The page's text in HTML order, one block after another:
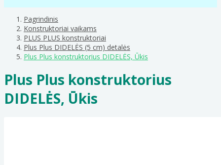
Pagrindinis
Konstruktoriai vaikams
PLUS PLUS konstruktoriai
Plus Plus DIDELĖS (5 cm) detalės
Plus Plus konstruktorius DIDELĖS, Ūkis
Plus Plus konstruktorius
DIDELĖS, Ūkis